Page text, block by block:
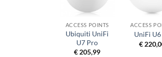
+
ACCESS POINTS
Ubiquiti UniFi
U7 Pro
€ 205,99
ACCESS
UniFi U6
€